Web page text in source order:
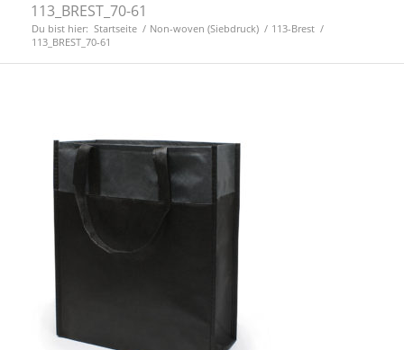
113_BREST_70-61
Du bist hier: Startseite / Non-woven (Siebdruck) / 113-Brest /
113_BREST_70-61